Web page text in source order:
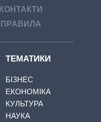
КОНТАКТИ
ПРАВИЛА
ТЕМАТИКИ
БІЗНЕС
ЕКОНОМІКА
КУЛЬТУРА
НАУКА